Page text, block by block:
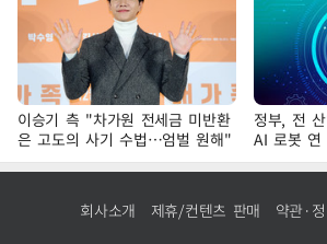
이승기 측 "차가원 전세금 미반환
은 고도의 사기 수법…엄벌 원해"
정부, 전
AI 로봇 연
회사소개 제휴/컨텐츠 판매 약관·